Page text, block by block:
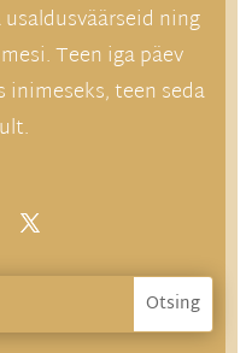
ning
Teen iga päev
inimeseks, teen seda